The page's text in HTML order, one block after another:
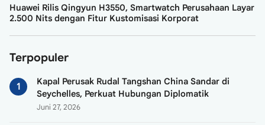
Huawei Rilis Qingyun H3550, Smartwatch Perusahaan Layar
2.500 Nits dengan Fitur Kustomisasi Korporat
Terpopuler
Kapal Perusak Rudal Tangshan China Sandar di
Seychelles, Perkuat Hubungan Diplomatik
Juni 27, 2026